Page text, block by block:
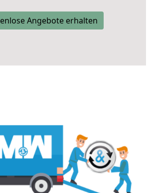
Angebote erhalten